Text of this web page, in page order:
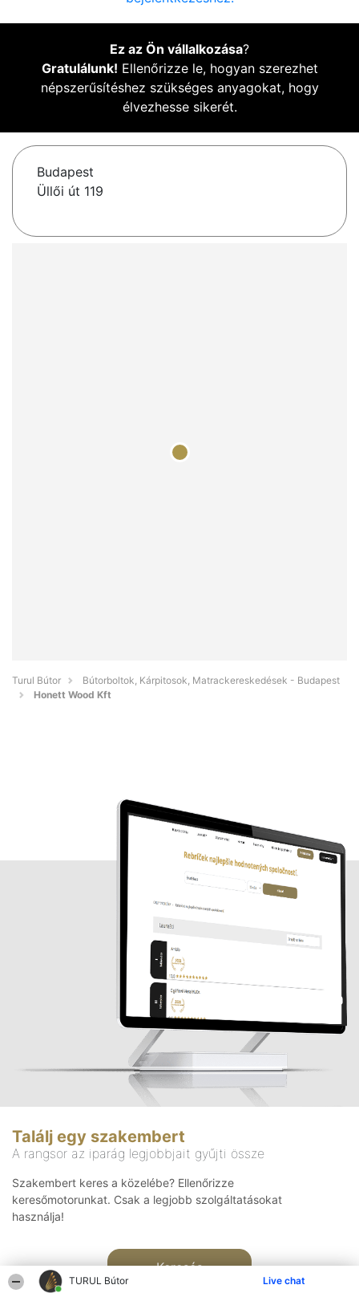
TURUL Bútor Live chat
Ez az Ön vállalkozása?
Gratulálunk! Ellenőrizze le, hogyan szerezhet
népszerűsítéshez szükséges anyagokat, hogy
élvezhesse sikerét.
Budapest
Üllői út 119
Turul Bútor
Bútorboltok, Kárpitosok, Matrackereskedések - Budapest
Honett Wood Kft
Találj egy szakembert
A rangsor az iparág legjobbjait gyűjti össze
Szakembert keres a közelébe? Ellenőrizze
keresőmotorunkat. Csak a legjobb szolgáltatásokat
használja!
Keresés